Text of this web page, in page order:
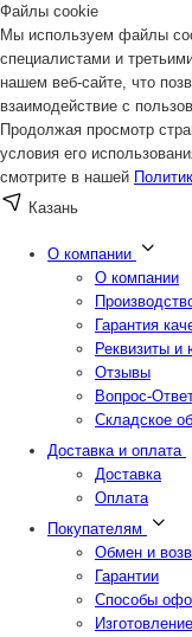
Файлы cookie
Мы используем файлы
специалистами и
нашем веб-сайте, что
взаимодействие с
Продолжая просмотр
условия его
смотрите в нашей
Казань
О компании
О компании
Гарантия
Реквизиты и
Отзывы
Вопрос-
Складское
Доставка и оплата
Доставка
Оплата
Покупателям
Обмен и
Гарантии
Способы